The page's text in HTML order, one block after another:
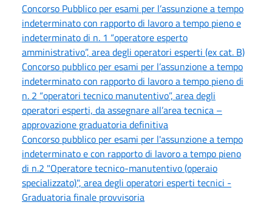
Concorso Pubblico per esami per l’assunzione a tempo
indeterminato con rapporto di lavoro a tempo pieno e
indeterminato di n. 1 “operatore esperto
amministrativo”, area degli operatori esperti (ex cat. B)
Concorso pubblico per esami per l’assunzione a tempo
indeterminato con rapporto di lavoro a tempo pieno di
n. 2 “operatori tecnico manutentivo”, area degli
operatori esperti, da assegnare all’area tecnica –
approvazione graduatoria definitiva
Concorso pubblico per esami per l'assunzione a tempo
indeterminato e con rapporto di lavoro a tempo pieno
di n.2 "Operatore tecnico-manutentivo (operaio
specializzato)", area degli operatori esperti tecnici -
Graduatoria finale provvisoria